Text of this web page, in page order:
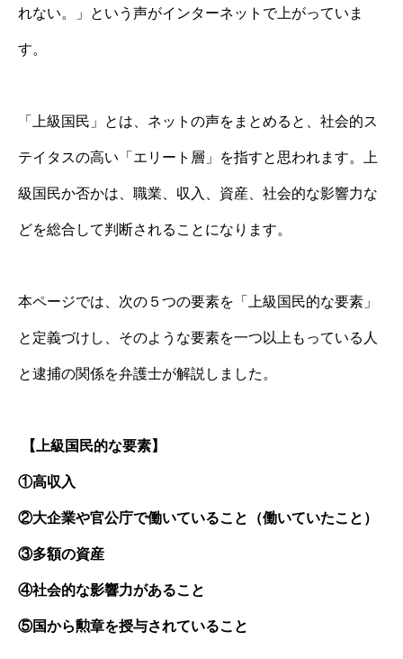
れない。」という声がインターネットで上がっていま
す。
「上級国民」とは、ネットの声をまとめると、社会的ス
テイタスの高い「エリート層」を指すと思われます。上
級国民か否かは、職業、収入、資産、社会的な影響力な
どを総合して判断されることになります。
本ページでは、次の５つの要素を「上級国民的な要素」
と定義づけし、そのような要素を一つ以上もっている人
と逮捕の関係を弁護士が解説しました。
【上級国民的な要素】
①高収入
②大企業や官公庁で働いていること（働いていたこと）
③多額の資産
④社会的な影響力があること
⑤国から勲章を授与されていること